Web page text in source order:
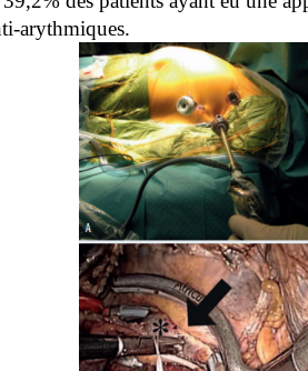
arythmiques.